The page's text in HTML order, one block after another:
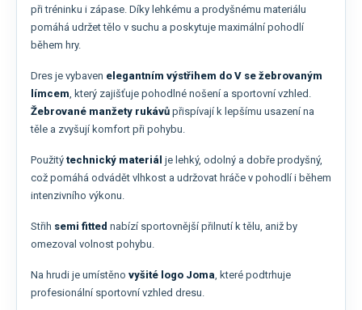
při tréninku i zápase. Díky lehkému a prodyšnému materiálu
pomáhá udržet tělo v suchu a poskytuje maximální pohodlí
během hry.
Dres je vybaven elegantním výstřihem do V se žebrovaným
límcem, který zajišťuje pohodlné nošení a sportovní vzhled.
Žebrované manžety rukávů přispívají k lepšímu usazení na
těle a zvyšují komfort při pohybu.
Použitý technický materiál je lehký, odolný a dobře prodyšný,
což pomáhá odvádět vlhkost a udržovat hráče v pohodlí i během
intenzivního výkonu.
Střih semi fitted nabízí sportovnější přilnutí k tělu, aniž by
omezoval volnost pohybu.
Na hrudi je umístěno vyšité logo Joma, které podtrhuje
profesionální sportovní vzhled dresu.